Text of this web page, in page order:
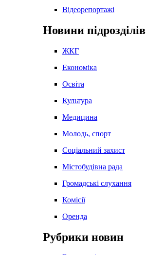
Відеорепортажі
Новини підрозділів
ЖКГ
Економіка
Освіта
Культура
Медицина
Молодь, спорт
Соціальний захист
Містобудівна рада
Громадські слухання
Комісії
Оренда
Рубрики новин